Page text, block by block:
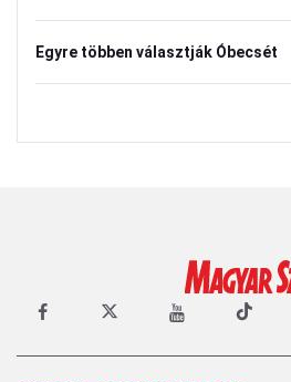
Egyre többen választják Óbecsét